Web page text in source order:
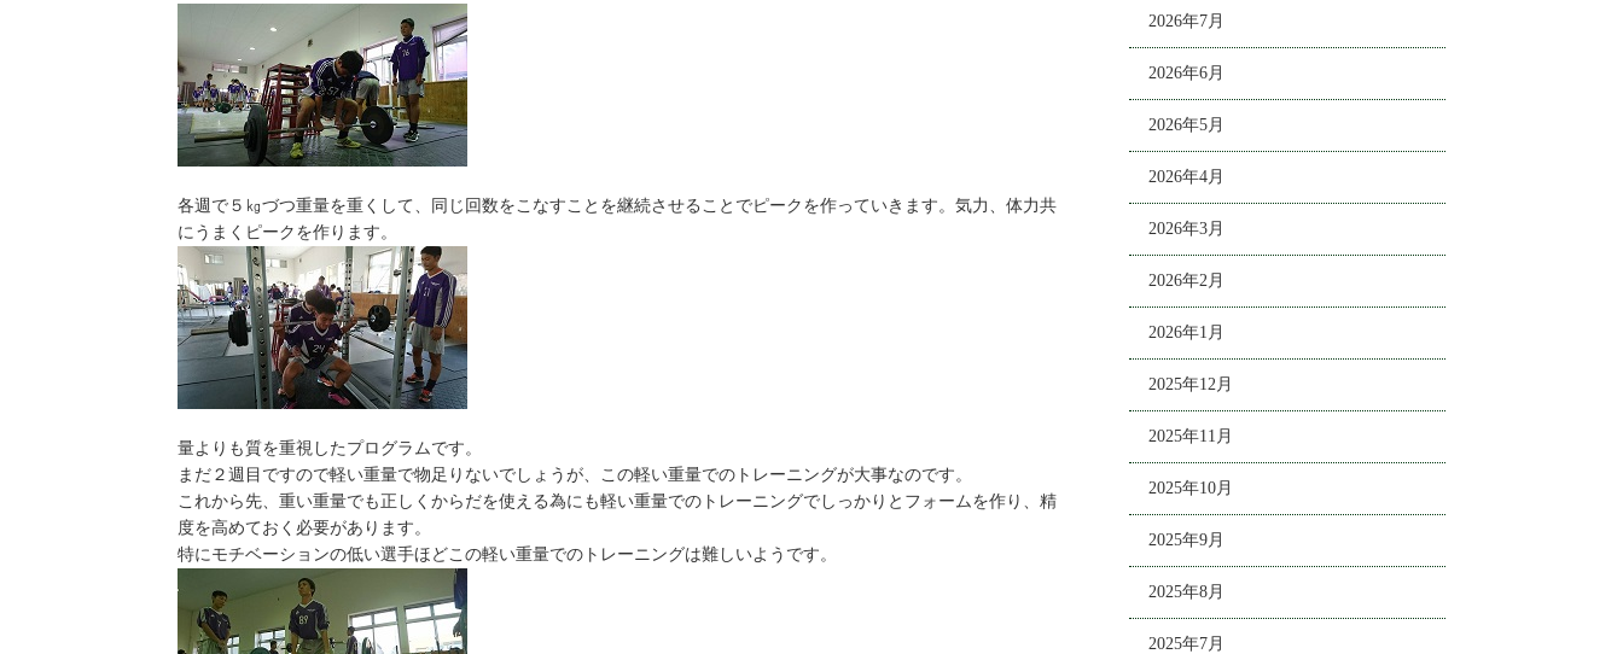
各週で５㎏づつ重量を重くして、同じ回数をこなすことを継続させることでピークを作っていきます。気力、体力共
にうまくピークを作ります。
量よりも質を重視したプログラムです。
まだ２週目ですので軽い重量で物足りないでしょうが、この軽い重量でのトレーニングが大事なのです。
これから先、重い重量でも正しくからだを使える為にも軽い重量でのトレーニングでしっかりとフォームを作り、精
度を高めておく必要があります。
特にモチベーションの低い選手ほどこの軽い重量でのトレーニングは難しいようです。
2026年7月
2026年6月
2026年5月
2026年4月
2026年3月
2026年2月
2026年1月
2025年12月
2025年11月
2025年10月
2025年9月
2025年8月
2025年7月